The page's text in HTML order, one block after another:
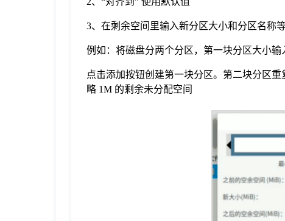
3、在剩余空间里输入新分区大小和分区名称
例如：将磁盘分两个分区，第一块分区大小输
点击添加按钮创建第一块分区。第二块分区
略 1M 的剩余未分配空间